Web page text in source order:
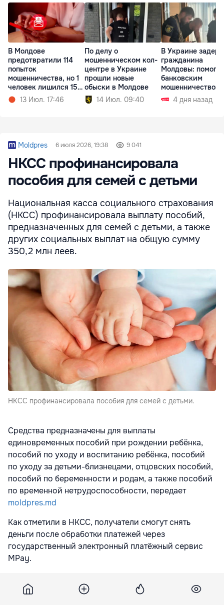
В Молдове
предотвратили 114
попыток
мошенничества, но 1
человек лишился 150
тыс. леев
13 Июл. 17:46
По делу о
мошенническом кол-
центре в Украине
прошли новые
обыски в Молдове
14 Июл. 09:40
В Украине
гражданина
Молдовы:
банковским
мошенничеством
Чехии4 дня назад
Moldpres 6 июля 2026, 19:38 9 041
НКСС профинансировала
пособия для семей с детьми
Национальная касса социального страхования
(НКСС) профинансировала выплату пособий,
предназначенных для семей с детьми, а также
других социальных выплат на общую сумму
350,2 млн леев.
НКСС профинансировала пособия для семей с детьми.
Средства предназначены для выплаты
единовременных пособий при рождении ребёнка,
пособий по уходу и воспитанию ребёнка, пособий
по уходу за детьми-близнецами, отцовских пособий,
пособий по беременности и родам, а также пособий
по временной нетрудоспособности, передает
moldpres.md
Как отметили в НКСС, получатели смогут снять
деньги после обработки платежей через
государственный электронный платёжный сервис
MPay.
могут быть получены двумя способами: путём